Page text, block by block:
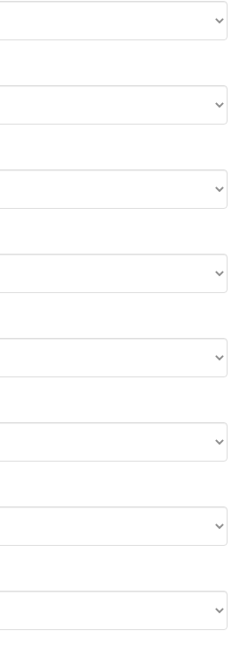
Price on call
セン
850